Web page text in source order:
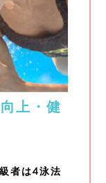
上・健
者は4泳法